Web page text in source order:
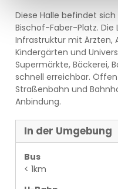
Diese Halle befindet sich
Bischof-Faber-Platz.
Infrastruktur mit Ärzten,
Kindergärten und
Supermärkte, Bäckerei,
schnell erreichbar.
Straßenbahn und
Anbindung.
In der Umgebung
Bus
< 1km